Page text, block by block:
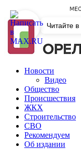
Новости
Видео
Общество
Происшествия
ЖКХ
Строительство
СВО
Рекомендуем
Об издании
Читайте в